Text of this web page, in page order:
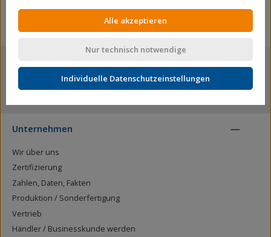
mehr als 12.000 Produkte
Unternehmen
Wir über uns
Zertifizierung
Zahlen, Daten, Fakten
Produktion / Sonderfertigung
Vertrieb
Händler / Businesskunde werden
Alle akzeptieren
Nur technisch notwendige
Individuelle Datenschutzeinstellungen